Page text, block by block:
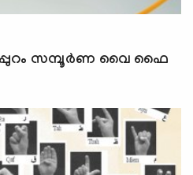
സമ്പൂര്‍ണ വൈ ഫൈ